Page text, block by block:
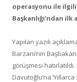
operasyonu ile
Başkanlığı’ndan ilk
Yapılan yazılı
Barzani’nin
görüşmesi
Davutoğlu’na